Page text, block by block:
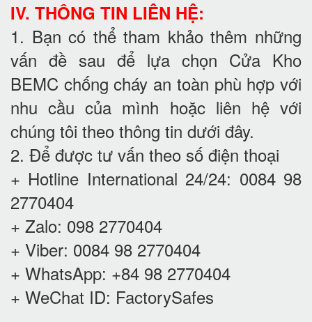
IV. THÔNG TIN LIÊN HỆ:
1. Bạn có thể tham khảo thêm những
vấn đề sau để lựa chọn Cửa Kho
BEMC chống cháy an toàn phù hợp với
nhu cầu của mình hoặc liên hệ với
chúng tôi theo thông tin dưới đây.
2. Để được tư vấn theo số điện thoại
+ Hotline International 24/24: 0084 98
2770404
+ Zalo: 098 2770404
+ Viber: 0084 98 2770404
+ WhatsApp: +84 98 2770404
+ WeChat ID: FactorySafes